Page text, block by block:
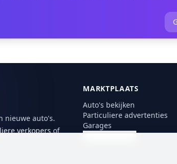
nieuwe auto's.
verkopersof
MARKTPLAATS
Auto's bekijken
Particuliere advertenties
Garages
Verkoop je auto